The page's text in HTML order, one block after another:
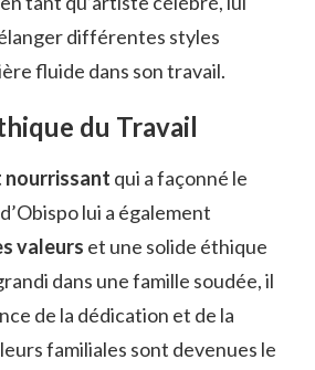
différentes styles
fluide dans son travail.
du Travail
nourrissant qui a façonné le
lui a également
valeurs et une solide éthique
dans une famille soudée, il
de la dédication et de la
familiales sont devenues le